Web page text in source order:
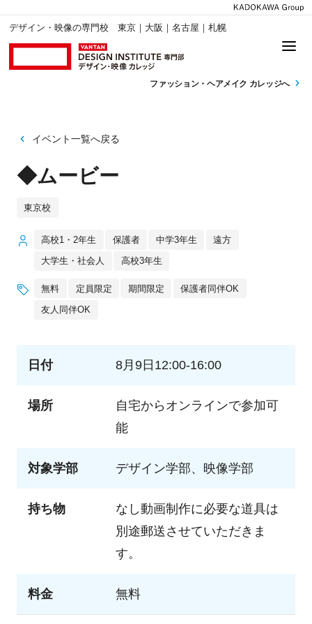
デザイン・映像の専門校 東京｜大阪｜名古屋｜札幌
ファッション・ ヘアメイク カレッジへ
イベント一覧へ戻る
◆ムービー
東京校
高校1・2年生 保護者 中学3年生 遠方
大学生・社会人 高校3年生
無料 定員限定 期間限定 保護者同伴OK
友人同伴OK
日付 8月9日12:00-16:00
場所
自宅からオンラインで参加可
能
対象学部 デザイン学部、映像学部
持ち物
なし動画制作に必要な道具は
別途郵送させていただきま
す。
料金 無料